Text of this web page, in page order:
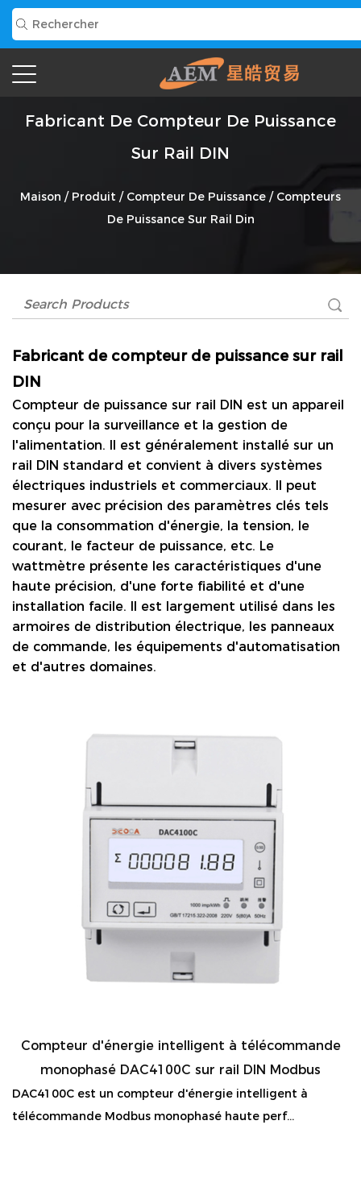
Fabricant De Compteur De Puissance
Sur Rail DIN
Maison / Produit / Compteur De Puissance / Compteurs
De Puissance Sur Rail Din
Fabricant de compteur de puissance sur rail
DIN
Compteur de puissance sur rail DIN est un appareil
conçu pour la surveillance et la gestion de
l'alimentation. Il est généralement installé sur un
rail DIN standard et convient à divers systèmes
électriques industriels et commerciaux. Il peut
mesurer avec précision des paramètres clés tels
que la consommation d'énergie, la tension, le
courant, le facteur de puissance, etc. Le
wattmètre présente les caractéristiques d'une
haute précision, d'une forte fiabilité et d'une
installation facile. Il est largement utilisé dans les
armoires de distribution électrique, les panneaux
de commande, les équipements d'automatisation
et d'autres domaines.
Compteur d'énergie intelligent à télécommande
monophasé DAC4100C sur rail DIN Modbus
DAC4100C est un compteur d'énergie intelligent à
télécommande Modbus monophasé haute perf...